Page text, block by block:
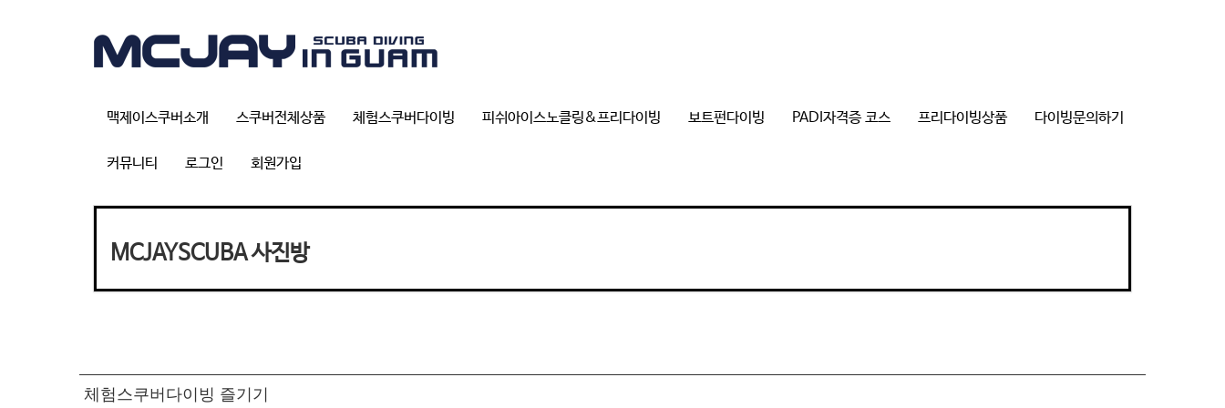
맥제이스쿠버소개 스쿠버전체상품 체험스쿠버다이빙 피쉬아이스노클링&프리다이빙 보트펀다이빙 PADI자격증 코스 프리다이빙상품 다이빙문의하기
커뮤니티 로그인 회원가입
MCJAYSCUBA 사진방
체험스쿠버다이빙 즐기기